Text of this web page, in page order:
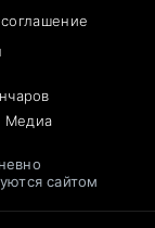
Медиа
сайтом